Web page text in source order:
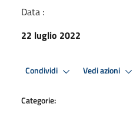
Data :
22 luglio 2022
Condividi Vedi azioni
Categorie: